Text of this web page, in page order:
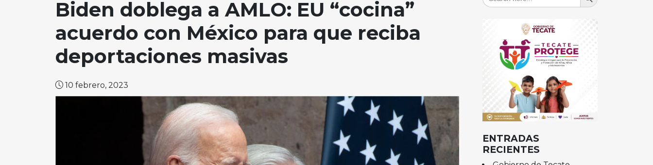
Biden doblega a AMLO: EU “cocina”
acuerdo con México para que reciba
deportaciones masivas
10 febrero, 2023
ENTRADAS
RECIENTES